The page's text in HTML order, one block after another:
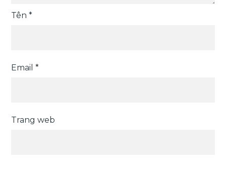
Tên*
Email*
Trang web